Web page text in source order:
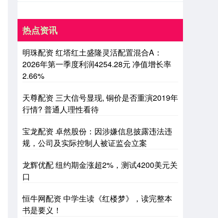
热点资讯
明珠配资 红塔红土盛隆灵活配置混合A：
2026年第一季度利润4254.28元 净值增长率
2.66%
天尊配资 三大信号显现, 铜价是否重演2019年
行情? 普通人理性看待
宝龙配资 卓然股份：因涉嫌信息披露违法违
规，公司及实际控制人被证监会立案
龙辉优配 纽约期金涨超2%，测试4200美元关
口
恒牛网配资 中学生读《红楼梦》，读完整本
书是要义！